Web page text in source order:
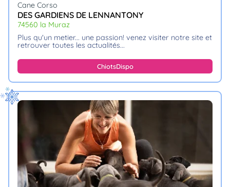
Cane Corso
DES GARDIENS DE LENNANTONY
74560 la Muraz
plus qu'un metier... une passion! venez visiter notre site et
retrouver toutes les actualités.
ChiotsDispo